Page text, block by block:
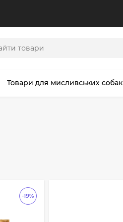
Товари для мисливських собак
-19%